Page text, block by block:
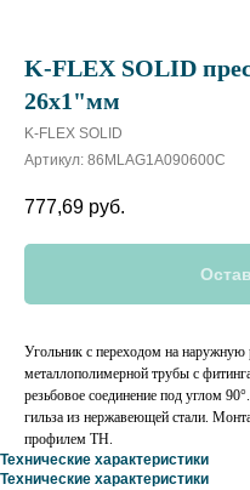
K-FLEX SOLID
26х1"мм
K-FLEX SOLID
Артикул: 86MLAG1A090600C
777,69 руб.
Угольник с переходом на наружную
металлополимерной трубы с
резьбовое соединение под углом
гильза из нержавеющей стали.
профилем ТН.
Технические характеристики
Технические характеристики